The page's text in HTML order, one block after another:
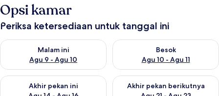
Opsi kamar
Periksa ketersediaan untuk tanggal ini
Malam ini
Agu 9 - Agu 10
Periksa ketersediaan untuk malam ini Agu 9 - Agu 10
Besok
Agu 10 - Agu 11
Periksa ketersediaan untuk
Akhir pekan ini
Periksa ketersediaan untuk akhir pekan ini Agu 14 - Agu 16
Akhir pekan berikutnya
Periksa ketersediaan untuk